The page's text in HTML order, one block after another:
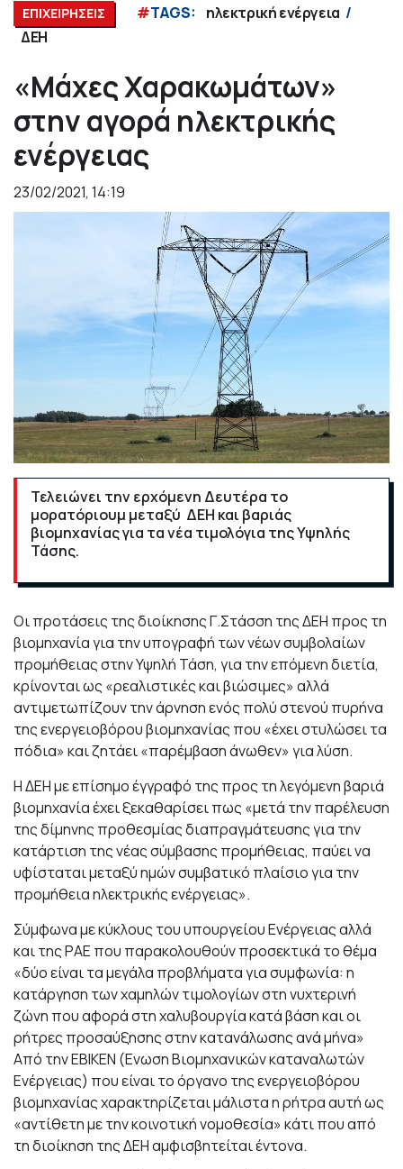
ΕΠΙΧΕΙΡΗΣΕΙΣ #TAGS:
ηλεκτρική ενέργεια
ΔΕΗ
«Μάχες Χαρακωμάτων»
στην αγορά ηλεκτρικής
ενέργειας
23/02/2021, 14:19
Τελειώνει την ερχόμενη Δευτέρα το
μορατόριουμ μεταξύ ΔΕΗ και βαριάς
βιομηχανίας για τα νέα τιμολόγια της Υψηλής
Τάσης.
Οι προτάσεις της διοίκησης Γ.Στάσση της ΔΕΗ προς τη
βιομηχανία για την υπογραφή των νέων συμβολαίων
προμήθειας στην Υψηλή Τάση, για την επόμενη διετία,
κρίνονται ως «ρεαλιστικές και βιώσιμες» αλλά
αντιμετωπίζουν την άρνηση ενός πολύ στενού πυρήνα
της ενεργειοβόρου βιομηχανίας που «έχει στυλώσει τα
πόδια» και ζητάει «παρέμβαση άνωθεν» για λύση.
Η ΔΕΗ με επίσημο έγγραφό της προς τη λεγόμενη βαριά
βιομηχανία έχει ξεκαθαρίσει πως «μετά την παρέλευση
της δίμηνης προθεσμίας διαπραγμάτευσης για την
κατάρτιση της νέας σύμβασης προμήθειας, παύει να
υφίσταται μεταξύ ημών συμβατικό πλαίσιο για την
προμήθεια ηλεκτρικής ενέργειας».
Σύμφωνα με κύκλους του υπουργείου Ενέργειας αλλά
και της ΡΑΕ που παρακολουθούν προσεκτικά το θέμα
«δύο είναι τα μεγάλα προβλήματα για συμφωνία: η
κατάργηση των χαμηλών τιμολογίων στη νυχτερινή
ζώνη που αφορά στη χαλυβουργία κατά βάση και οι
ρήτρες προσαύξησης στην κατανάλωσης ανά μήνα»
Από την ΕΒΙΚΕΝ (Ενωση Βιομηχανικών καταναλωτών
Ενέργειας) που είναι το όργανο της ενεργειοβόρου
βιομηχανίας χαρακτηρίζεται μάλιστα η ρήτρα αυτή ως
«αντίθετη με την κοινοτική νομοθεσία» κάτι που από
τη διοίκηση της ΔΕΗ αμφισβητείται έντονα.